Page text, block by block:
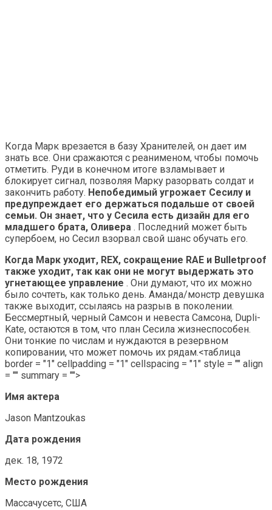
Когда Марк врезается в базу Хранителей, он дает им
знать все. Они сражаются с реанименом, чтобы помочь
отметить. Руди в конечном итоге взламывает и
блокирует сигнал, позволяя Марку разорвать солдат и
закончить работу. Непобедимый угрожает Сесилу и
предупреждает его держаться подальше от своей
семьи. Он знает, что у Сесила есть дизайн для его
младшего брата, Оливера . Последний может быть
супербоем, но Сесил взорвал свой шанс обучать его.
Когда Марк уходит, REX, сокращение RAE и Bulletproof
также уходит, так как они не могут выдержать это
угнетающее управление . Они думают, что их можно
было сочтеть, как только день. Аманда/монстр девушка
также выходит, ссылаясь на разрыв в поколении.
Бессмертный, черный Самсон и невеста Самсона, Dupli-
Kate, остаются в том, что план Сесила жизнеспособен.
Они тонкие по числам и нуждаются в резервном
копировании, что может помочь их рядам.<таблица
border = "1" cellpadding = "1" cellspacing = "1" style = "" align
= "" summary = "">
Имя актера
Jason Mantzoukas
Дата рождения
дек. 18, 1972
Место рождения
Массачусетс, США